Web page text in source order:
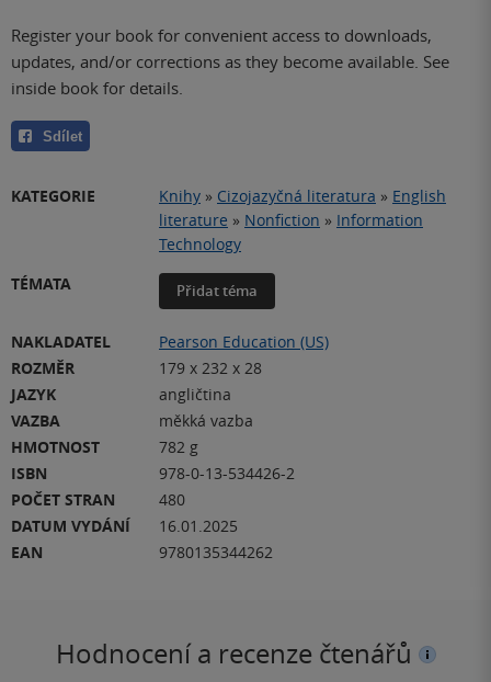
Register your book for convenient access to downloads,
updates, and/or corrections as they become available. See
inside book for details.
Sdílet
KATEGORIE Knihy » Cizojazyčná literatura » English
literature » Nonfiction » Information
Technology
TÉMATA
Přidat téma
NAKLADATEL
Pearson Education (US)
ROZMĚR
179 x 232 x 28
JAZYK
angličtina
VAZBA
měkká vazba
HMOTNOST
782 g
ISBN
978-0-13-534426-2
POČET STRAN
480
DATUM VYDÁNÍ
16.01.2025
EAN
9780135344262
Hodnocení a recenze čtenářů